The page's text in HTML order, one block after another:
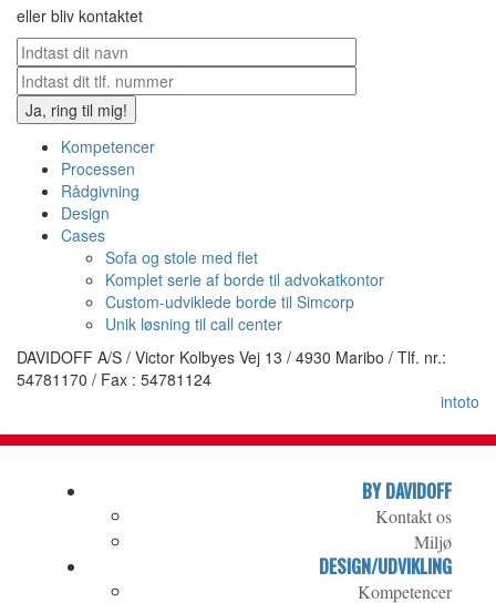
eller bliv kontaktet
Kompetencer
Processen
Rådgivning
Design
Cases
Sofa og stole med flet
Komplet serie af borde til advokatkontor
Custom-udviklede borde til Simcorp
Unik løsning til call center
DAVIDOFF A/S / Victor Kolbyes Vej 13 / 4930 Maribo / Tlf. nr.:
54781170 / Fax : 54781124
intoto
BY DAVIDOFF
Kontakt os
Miljø
DESIGN/UDVIKLING
Kompetencer